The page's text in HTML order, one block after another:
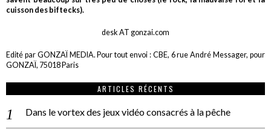
cuisson des biftecks).
desk AT gonzai.com
Edité par GONZAÏ MEDIA. Pour tout envoi : CBE, 6 rue André Messager, pour
GONZAÏ, 75018 Paris
ARTICLES RÉCENTS
Dans le vortex des jeux vidéo consacrés à la pêche